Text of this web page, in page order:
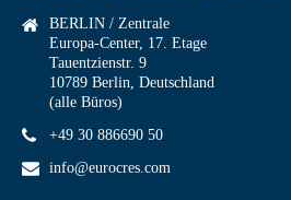
BERLIN / Zentrale
Europa-Center, 17. Etage
Tauentzienstr. 9
10789 Berlin, Deutschland
(alle Büros)
+49 30 886690 50
info@eurocres.com